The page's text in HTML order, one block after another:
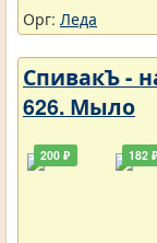
Орг: Леда
СпивакЪ -
626. Мыло
200 ₽ 182 ₽